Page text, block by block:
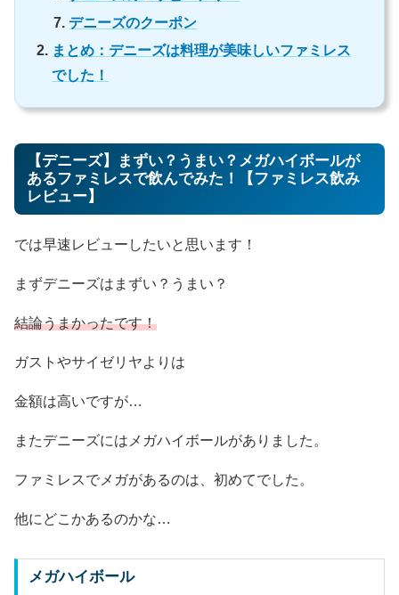
デニーズのクーポン
まとめ：デニーズは料理が美味しいファミレス
でした！
【デニーズ】まずい？うまい？メガハイボールが
あるファミレスで飲んでみた！【ファミレス飲み
レビュー】
では早速レビューしたいと思います！
まずデニーズはまずい？うまい？
結論うまかったです！
ガストやサイゼリヤよりは
金額は高いですが…
またデニーズにはメガハイボールがありました。
ファミレスでメガがあるのは、初めてでした。
他にどこかあるのかな…
メガハイボール